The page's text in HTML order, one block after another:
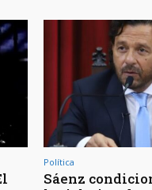
Política
Sáenz